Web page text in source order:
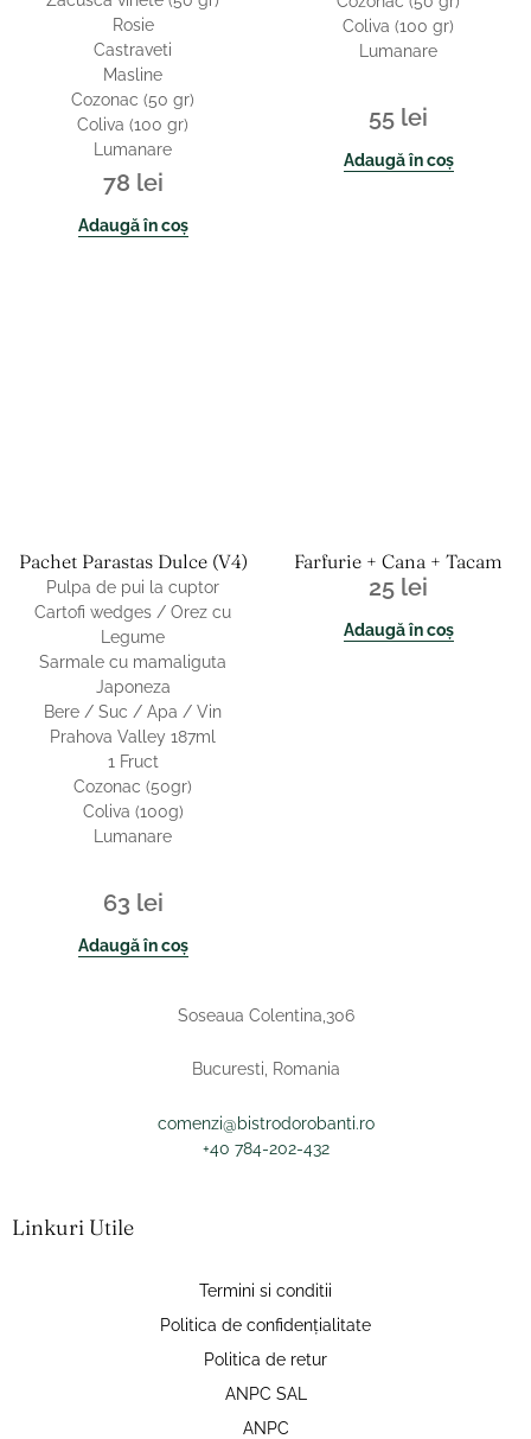
Rosie
Castraveti
Masline
Cozonac (50 gr)
Coliva (100 gr)
Lumanare
78 lei
Adaugă în coș
Coliva (100 gr)
Lumanare
55 lei
Adaugă în coș
Pachet Parastas Dulce (v4)
Pulpa de pui la cuptor
Cartofi wedges / Orez cu
Legume
Sarmale cu mamaliguta
Japoneza
Bere / Suc / Apa / Vin
Prahova Valley 187ml
1 Fruct
Cozonac (50gr)
Coliva (100g)
Lumanare
63 lei
Adaugă în coș
Farfurie + Cana + Tacam
25 lei
Adaugă în coș
Soseaua Colentina,306
Bucuresti, Romania
comenzi@bistrodorobanti.ro
+40 784-202-432
Linkuri Utile
Termini si conditii
Politica de confidențialitate
Politica de retur
ANPC SAL
ANPC